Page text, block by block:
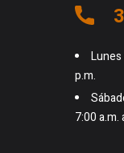
Lunes
p.m.
7:00 a.m.